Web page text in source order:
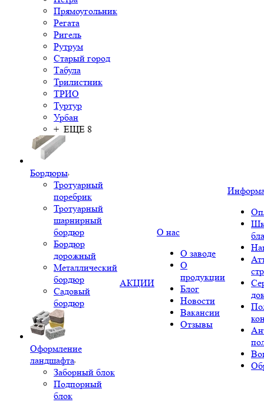
Прямоугольник
Регата
Ригель
Рутрум
Старый город
Табула
Трилистник
ТРИО
Туртур
Урбан
+ ЕЩЕ 8
Бордюры
Тротуарный
поребрик
Тротуарный
шарнирный
бордюр
Бордюр
дорожный
Металлический
бордюр
Садовый
бордюр
Оформление
ландшафта
Заборный блок
Подпорный
блок
АКЦИИ
О нас
О заводе
О
продукции
Блог
Новости
Вакансии
Отзывы